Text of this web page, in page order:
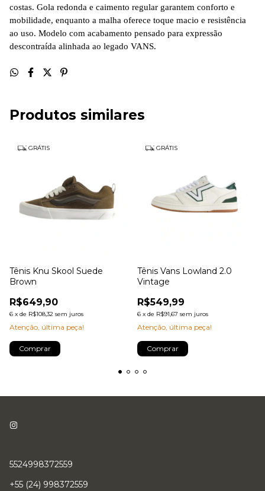
costas. Gola redonda e caimento regular garantem conforto e
mobilidade, enquanto a malha oferece toque macio e resistência
ao uso. Modelo com acabamento pensado para expressão
descontraída alinhada ao legado VANS.
Produtos similares
GRÁTIS
Tênis Knu Skool Suede
Brown
R$649,90
6 x de R$108,32 sem juros
Atenção, última peça!
Comprar
GRÁTIS
Tênis Vans Lowland 2.0
Vintage
R$549,99
6 x de R$91,67 sem juros
Atenção, última peça!
Comprar
5524998372559
+55 (24) 998372559